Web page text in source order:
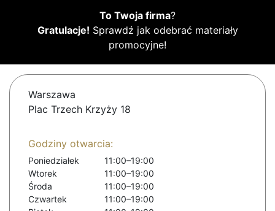
To Twoja firma?
Gratulacje! Sprawdź jak odebrać materiały
promocyjne!
Warszawa
Plac Trzech Krzyży 18
Godziny otwarcia:
Poniedziałek
11:00–19:00
Wtorek
11:00–19:00
Środa
11:00–19:00
Czwartek
11:00–19:00